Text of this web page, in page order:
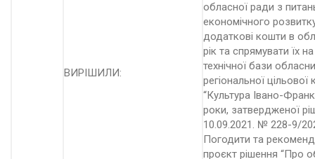
ВИРІШИЛИ:
обласної ради з
економічного
додаткові кошти в
рік та спрямувати їх
технічної бази
регіональної
“Культура Івано-
роки, затвердженої
10.09.2021. № 228-9/
Погодити та
проєкт рішення “Про